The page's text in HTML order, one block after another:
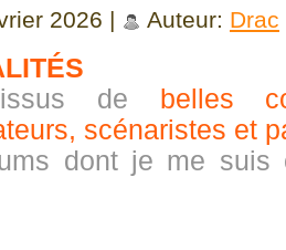
2026 | Auteur: Drac
de belles
scénaristes et
dont je me